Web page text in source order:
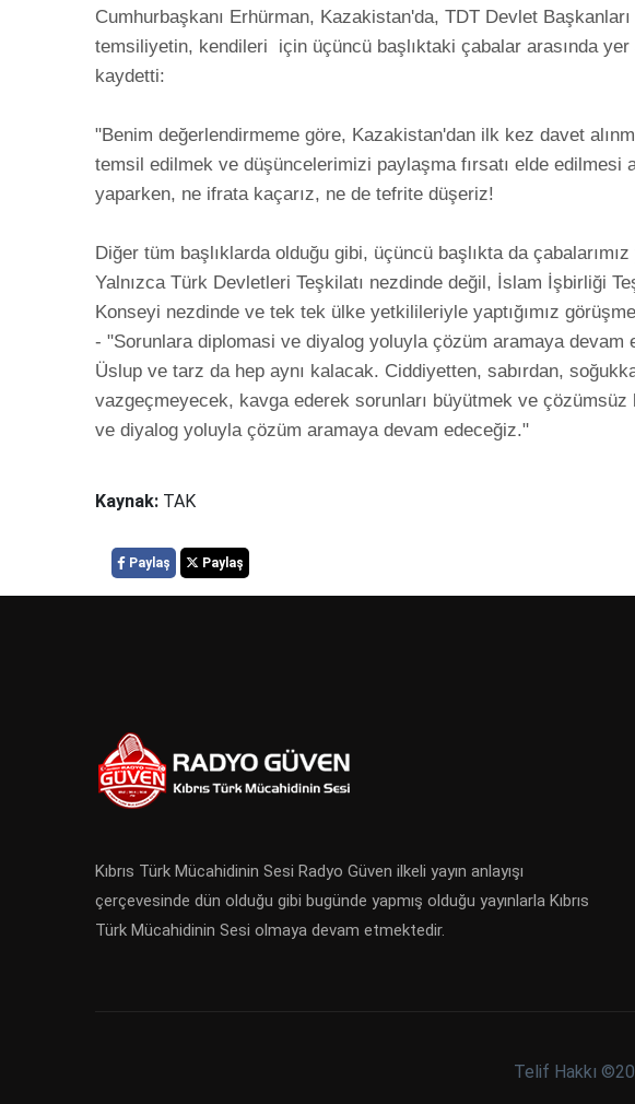
Cumhurbaşkanı Erhürman, Kazakistan'da, TDT Devlet
temsiliyetin, kendileri  için üçüncü başlıktaki çabalar arasında yer
kaydetti:
"Benim değerlendirmeme göre, Kazakistan'dan ilk kez davet
temsil edilmek ve düşüncelerimizi paylaşma fırsatı elde edilmesi
yaparken, ne ifrata kaçarız, ne de tefrite düşeriz!
Diğer tüm başlıklarda olduğu gibi, üçüncü başlıkta da
Yalnızca Türk Devletleri Teşkilatı nezdinde değil, İslam İşbirliği
Konseyi nezdinde ve tek tek ülke yetkilileriyle yaptığımız
- "Sorunlara diplomasi ve diyalog yoluyla çözüm aramaya devam
Üslup ve tarz da hep aynı kalacak. Ciddiyetten, sabırdan,
vazgeçmeyecek, kavga ederek sorunları büyütmek ve
Kaynak: TAK
Paylaş Paylaş
Kıbrıs Türk Mücahidinin Sesi Radyo Güven ilkeli yayın anlayışı
çerçevesinde dün olduğu gibi bugünde yapmış olduğu yayınlarla Kıbrıs
Türk Mücahidinin Sesi olmaya devam etmektedir.
Telif Hakkı ©